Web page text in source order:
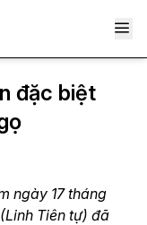
đặc biệt
ngày 17 tháng
Tiên tự) đã